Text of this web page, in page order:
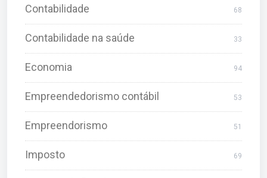
Contabilidade 68
Contabilidade na saúde 33
Economia 94
Empreendedorismo contábil 53
Empreendorismo 51
Imposto 69